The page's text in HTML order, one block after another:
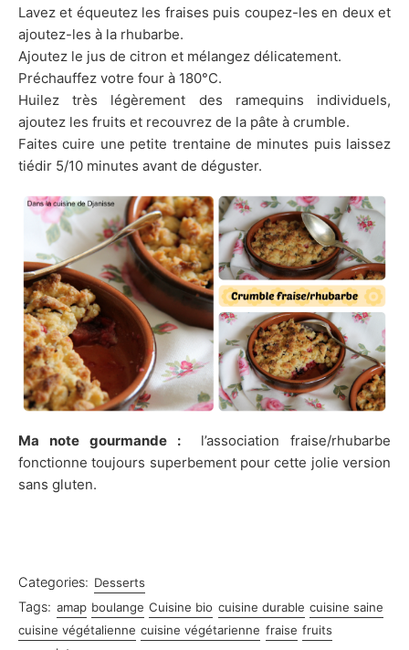
Lavez et équeutez les fraises puis coupez-les en deux et
ajoutez-les à la rhubarbe.
Ajoutez le jus de citron et mélangez délicatement.
Préchauffez votre four à 180°C.
Huilez très légèrement des ramequins individuels,
ajoutez les fruits et recouvrez de la pâte à crumble.
Faites cuire une petite trentaine de minutes puis laissez
tiédir 5/10 minutes avant de déguster.
Ma note gourmande :
l’association fraise/rhubarbe
fonctionne toujours superbement pour cette jolie version
sans gluten.
Categories: Desserts
Tags: amap boulange Cuisine bio cuisine durable cuisine saine
cuisine végétalienne cuisine végétarienne fraise fruits